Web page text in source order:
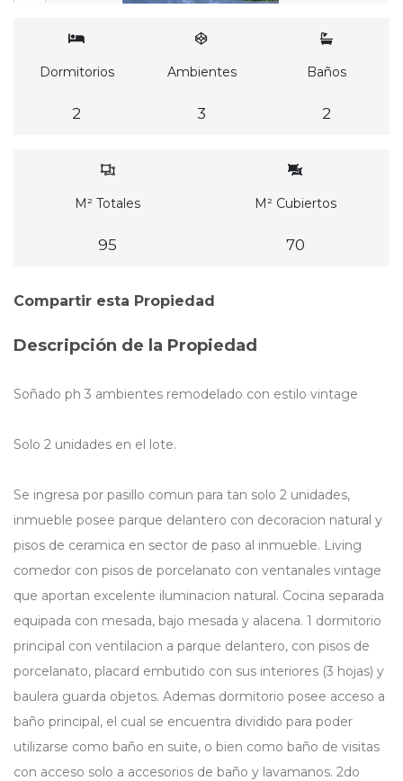
Dormitorios
2
Ambientes
3
Baños
2
M² Totales
95
M² Cubiertos
70
Compartir esta Propiedad
Descripción de la Propiedad
Soñado ph 3 ambientes remodelado con estilo vintage
Solo 2 unidades en el lote.
Se ingresa por pasillo comun para tan solo 2 unidades,
inmueble posee parque delantero con decoracion natural y
pisos de ceramica en sector de paso al inmueble. Living
comedor con pisos de porcelanato con ventanales vintage
que aportan excelente iluminacion natural. Cocina separada
equipada con mesada, bajo mesada y alacena. 1 dormitorio
principal con ventilacion a parque delantero, con pisos de
porcelanato, placard embutido con sus interiores (3 hojas) y
baulera guarda objetos. Ademas dormitorio posee acceso a
baño principal, el cual se encuentra dividido para poder
utilizarse como baño en suite, o bien como baño de visitas
con acceso solo a accesorios de baño y lavamanos. 2do